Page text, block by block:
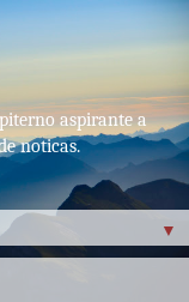
aspirante a
noticas.
▼